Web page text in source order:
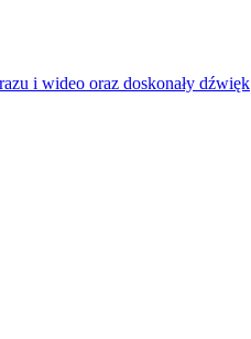
i wideo oraz doskonały dźwięk